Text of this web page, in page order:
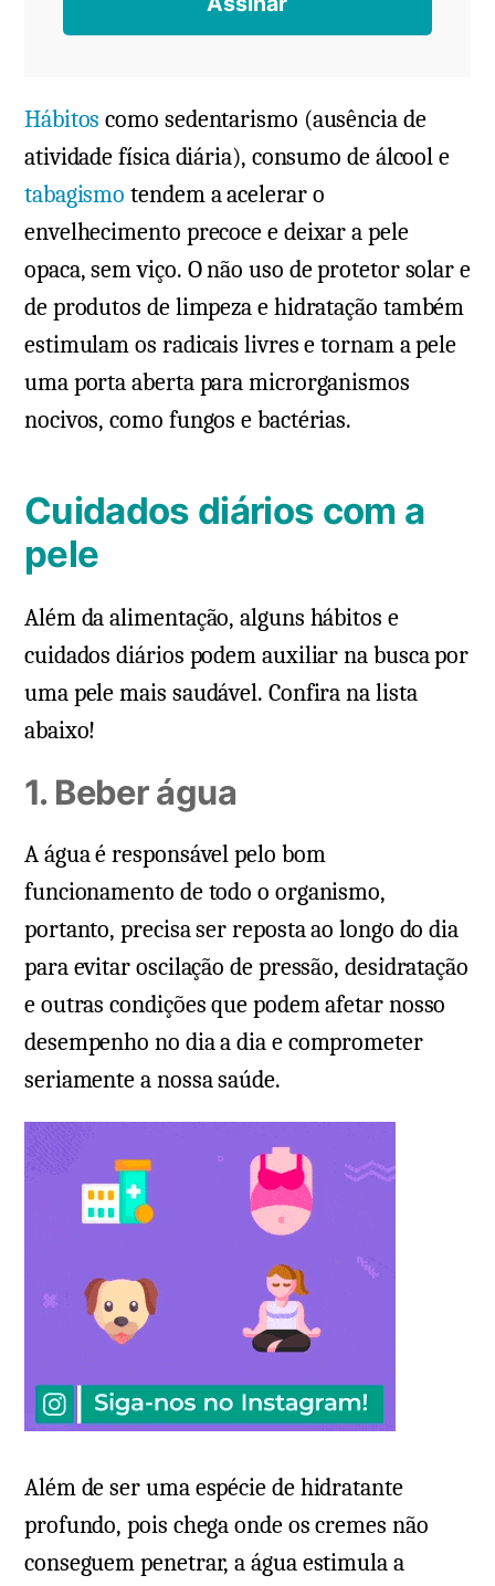
Hábitos como sedentarismo (ausência de
atividade física diária), consumo de álcool e
tabagismo tendem a acelerar o
envelhecimento precoce e deixar a pele
opaca, sem viço. O não uso de protetor solar e
de produtos de limpeza e hidratação também
estimulam os radicais livres e tornam a pele
uma porta aberta para microrganismos
nocivos, como fungos e bactérias.
Cuidados diários com a
pele
Além da alimentação, alguns hábitos e
cuidados diários podem auxiliar na busca por
uma pele mais saudável. Confira na lista
abaixo!
1. Beber água
A água é responsável pelo bom
funcionamento de todo o organismo,
portanto, precisa ser reposta ao longo do dia
para evitar oscilação de pressão, desidratação
e outras condições que podem afetar nosso
desempenho no dia a dia e comprometer
seriamente a nossa saúde.
Além de ser uma espécie de hidratante
profundo, pois chega onde os cremes não
conseguem penetrar, a água estimula a